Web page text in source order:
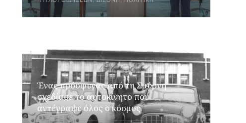
Ένας πρόσφυγας από τη Σμύρνη
σχεδίασε το αυτοκίνητο που
αντέγραψε όλος ο κόσμος